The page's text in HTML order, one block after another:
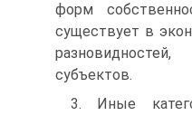
форм
существует в
субъектов.
3. Иные